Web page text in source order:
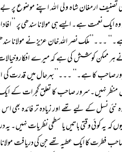
تصنیف ارمغان شاہ ولی اللہ اپنے موضوع پر بے
نعمت ہے۔ ایسے ہی مولانا سندھی پر
۔۔۔’’ملک نصر اللہ خان عزیز نے
نے ہر ممکن کوشش کی ہے کہ میرے
صاحب کا ہے۔‘‘ ۔۔۔’’بہرحال میں
منظر نہیں۔سرور صاحب کا تعلق گجرات کے
نئی نسل کے لیے تھے اور زیادہ تر فائدہ بھی
کہ یہ کوئی وقتی باتیں یا سطحی نظریات نہیں۔
فطرت کا ایک عطیہ تھے جن کی دریافت